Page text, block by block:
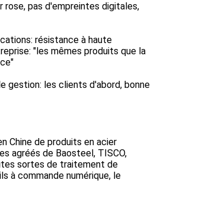
rose, pas d'empreintes digitales,
résistance à haute
"les mêmes produits que la
gestion: les clients d'abord, bonne
Chine de produits en acier
agréés de Baosteel, TISCO,
sortes de traitement de
à commande numérique, le